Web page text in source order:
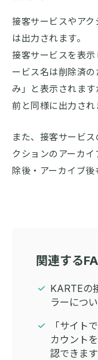
接客サービスやア
は出力されます。
接客サービスを表
ービス名は削除済
み」と表示されま
前と同様に出力され
また、接客サービ
クションのアーカ
除後・アーカイブ後
関連する
KARTEの
ラーにつ
「サイト
カウント
認できま